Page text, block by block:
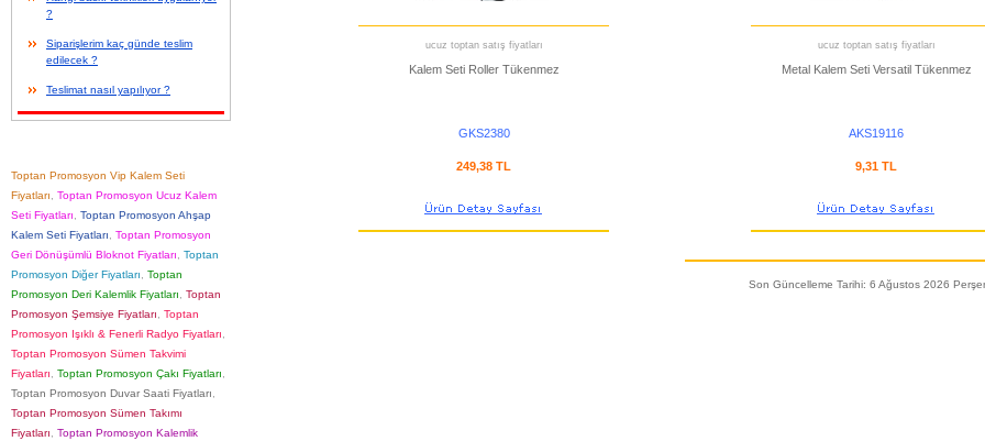
?
Siparişlerim kaç günde teslim
edilecek ?
Teslimat nasıl yapılıyor ?
Toptan Promosyon Vip Kalem Seti
Fiyatları
Toptan Promosyon Ucuz Kalem
Seti Fiyatları
Toptan Promosyon Ahşap
Kalem Seti Fiyatları
Toptan Promosyon
Geri Dönüşümlü Bloknot Fiyatları
Toptan
Promosyon Diğer Fiyatları
Toptan
Promosyon Deri Kalemlik Fiyatları
Toptan
Promosyon Şemsiye Fiyatları
Toptan
Promosyon Işıklı & Fenerli Radyo Fiyatları
Toptan Promosyon Sümen Takvimi
Fiyatları
Toptan Promosyon Çakı Fiyatları
Toptan Promosyon Duvar Saati Fiyatları
Toptan Promosyon Sümen Takımı
Fiyatları
Toptan Promosyon Kalemlik
ucuz toptan satış fiyatları
Kalem Seti Roller Tükenmez
GKS2380
249,38 TL
ucuz toptan satış fiyatları
Metal Kalem Seti Versatil Tükenmez
AKS19116
9,31 TL
Son Güncelleme Tarihi: 6 Ağustos 2026